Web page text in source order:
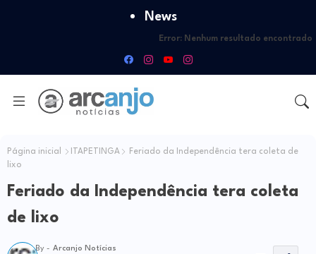
News
Error: Nenhum resultado encontrado
Página inicial ITAPETINGA
Feriado da Independência tera coleta de
lixo
Feriado da Independência tera coleta
de lixo
By - Arcanjo Notícias